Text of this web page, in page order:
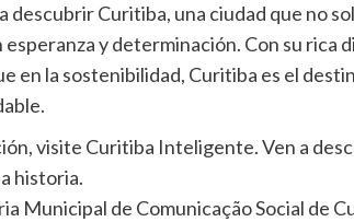
descubrir Curitiba, una ciudad que no
esperanza y determinación. Con su
en la sostenibilidad, Curitiba es el
visite Curitiba Inteligente. Ven a
historia.
Municipal de Comunicação Social de